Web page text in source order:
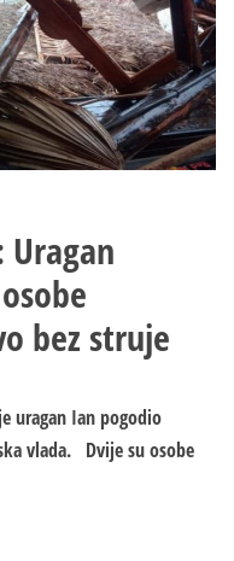
bez struje
uragan Ian pogodio
vlada. Dvije su osobe